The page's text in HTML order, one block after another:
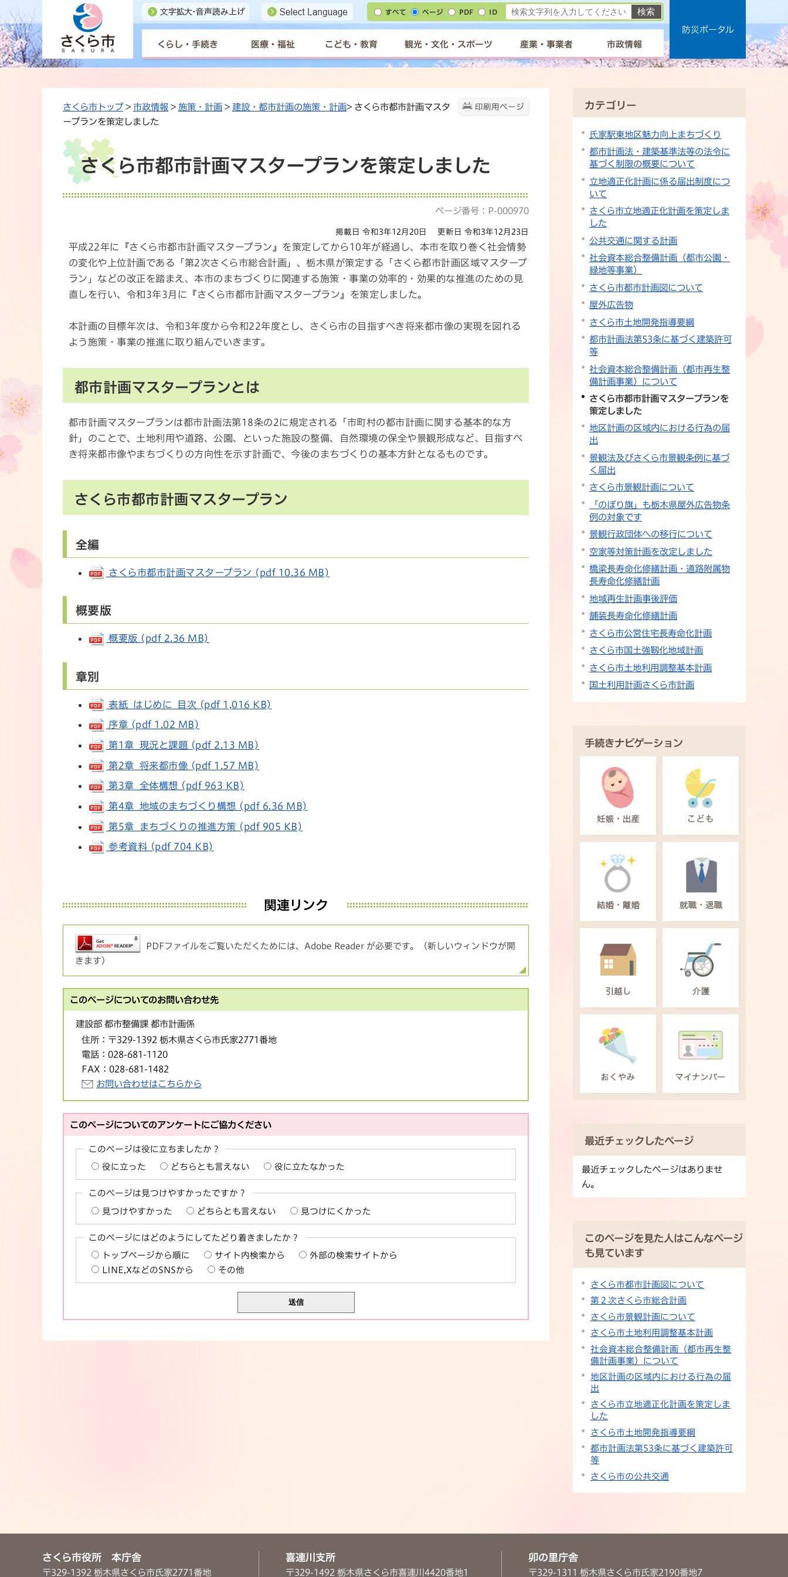
すべて ページ PDF ID
くらし・手続き 医療・福祉 こども・教育 観光・文化・スポーツ 産業・事業者 市政情報
防災ポータル
印刷用ページ
さくら市トップ> 市政情報 > 施策・計画 > 建設・都市計画の施策・計画> さくら市都市計画マスタ
ープランを策定しました
さくら市都市計画マスタープランを策定しました
ページ番号：P-000970
掲載日 令和3年12月20日 更新日 令和3年12月23日
平成22年に『さくら市都市計画マスタープラン』を策定してから10年が経過し、本市を取り巻く社会情勢
の変化や上位計画である「第2次さくら市総合計画」、栃木県が策定する「さくら都市計画区域マスタープ
ラン」などの改正を踏まえ、本市のまちづくりに関連する施策・事業の効率的・効果的な推進のための見
直しを行い、令和3年3月に『さくら市都市計画マスタープラン』を策定しました。
本計画の目標年次は、令和3年度から令和22年度とし、さくら市の目指すべき将来都市像の実現を図れる
よう施策・事業の推進に取り組んでいきます。
都市計画マスタープランとは
都市計画マスタープランは都市計画法第18条の2に規定される「市町村の都市計画に関する基本的な方
針」のことで、土地利用や道路、公園、といった施設の整備、自然環境の保全や景観形成など、目指すべ
き将来都市像やまちづくりの方向性を示す計画で、今後のまちづくりの基本方針となるものです。
さくら市都市計画マスタープラン
全編
さくら市都市計画マスタープラン (pdf 10.36 MB)
概要版
概要版 (pdf 2.36 MB)
章別
表紙 はじめに 目次 (pdf 1,016 KB)
序章 (pdf 1.02 MB)
第1章 現況と課題 (pdf 2.13 MB)
第2章 将来都市像 (pdf 1.57 MB)
第3章 全体構想 (pdf 963 KB)
第4章 地域のまちづくり構想 (pdf 6.36 MB)
第5章 まちづくりの推進方策 (pdf 905 KB)
参考資料 (pdf 704 KB)
関連リンク
PDFファイルをご覧いただくためには、Adobe Reader が必要です。（新しいウィンドウが開
きます）
このページについてのお問い合わせ先
建設部 都市整備課 都市計画係
住所： 〒329-1392 栃木県さくら市氏家2771番地
電話： 028-681-1120
FAX： 028-681-1482
お問い合わせはこちらから
このページについてのアンケートにご協力ください
このページは役に立ちましたか？
役に立った どちらとも言えない 役に立たなかった
このページは見つけやすかったですか？
見つけやすかった どちらとも言えない 見つけにくかった
このページにはどのようにしてたどり着きましたか？
トップページから順に サイト内検索から
外部の検索サイトから
LINE,XなどのSNSから
その他
カテゴリー
氏家駅東地区魅力向上まちづくり
都市計画法・建築基準法等の法令に
基づく制限の概要について
立地適正化計画に係る届出制度につ
いて
さくら市立地適正化計画を策定しま
した
公共交通に関する計画
社会資本総合整備計画（都市公園・
緑地等事業）
さくら市都市計画図について
屋外広告物
さくら市土地開発指導要綱
都市計画法第53条に基づく建築許可
等
社会資本総合整備計画（都市再生整
備計画事業）について
さくら市都市計画マスタープランを
策定しました
地区計画の区域内における行為の届
出
景観法及びさくら市景観条例に基づ
く届出
さくら市景観計画について
「のぼり旗」も栃木県屋外広告物条
例の対象です
景観行政団体への移行について
空家等対策計画を改定しました
橋梁長寿命化修繕計画・道路附属物
長寿命化修繕計画
地域再生計画事後評価
舗装長寿命化修繕計画
さくら市公営住宅長寿命化計画
さくら市国土強靱化地域計画
さくら市土地利用調整基本計画
国土利用計画さくら市計画
手続きナビゲーション
最近チェックしたページ
最近チェックしたページはありませ
ん。
このページを見た人はこんなページ
も見ています
さくら市都市計画図について
第２次さくら市総合計画
さくら市景観計画について
さくら市土地利用調整基本計画
社会資本総合整備計画（都市再生整
備計画事業）について
地区計画の区域内における行為の届
出
さくら市立地適正化計画を策定しま
した
さくら市土地開発指導要綱
都市計画法第53条に基づく建築許可
等
さくら市の公共交通
さくら市役所 本庁舎
〒329-1392 栃木県さくら市氏家2771番地
喜連川支所
〒329-1492 栃木県さくら市喜連川4420番地1
卯の里庁舎
〒329-1311 栃木県さくら市氏家2190番地7